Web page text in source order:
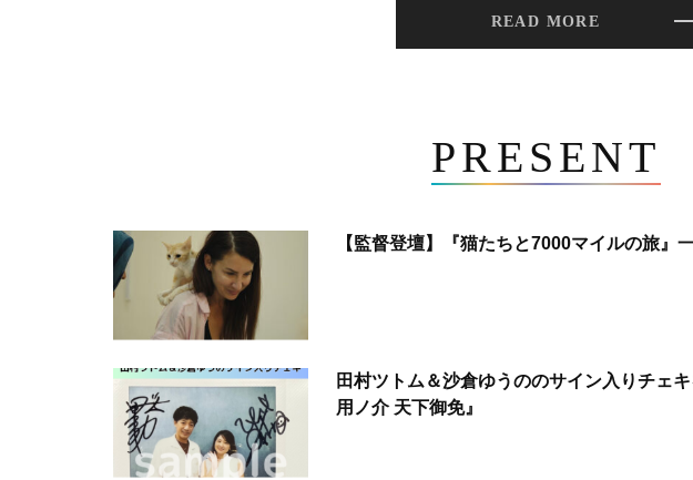
READ MORE
PRESENT
【監督登壇】『猫たちと7000マイルの旅』
田村ツトム＆沙倉ゆうののサイン入りチェ
用ノ介 天下御免』